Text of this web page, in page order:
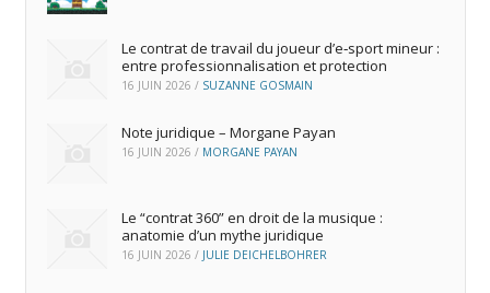
Le contrat de travail du joueur d’e‑sport mineur :
entre professionnalisation et protection
16 JUIN 2026 / SUZANNE GOSMAIN
Note juridique – Morgane Payan
16 JUIN 2026 / MORGANE PAYAN
Le “contrat 360” en droit de la musique :
anatomie d’un mythe juridique
16 JUIN 2026 / JULIE DEICHELBOHRER